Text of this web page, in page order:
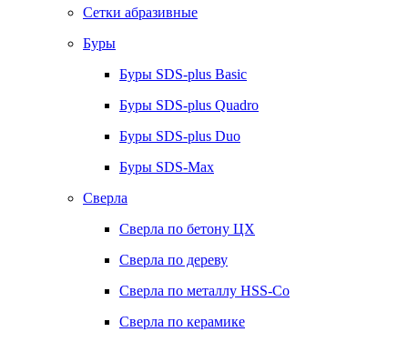
Сетки абразивные
Буры
Буры SDS-plus Basic
Буры SDS-plus Quadro
Буры SDS-plus Duo
Буры SDS-Max
Сверла
Сверла по бетону ЦХ
Сверла по дереву
Сверла по металлу HSS-Co
Сверла по керамике